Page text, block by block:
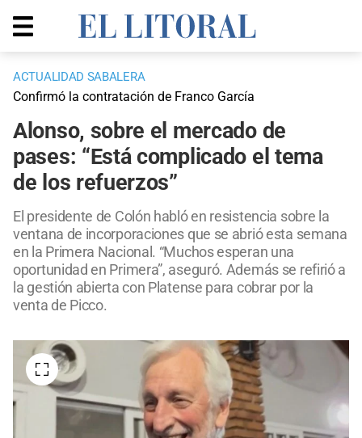
ACTUALIDAD SABALERA
Confirmó la contratación de Franco García
Alonso, sobre el mercado de
pases: “Está complicado el tema
de los refuerzos”
El presidente de Colón habló en resistencia sobre la
ventana de incorporaciones que se abrió esta semana
en la Primera Nacional. “Muchos esperan una
oportunidad en Primera”, aseguró. Además se refirió a
la gestión abierta con Platense para cobrar por la
venta de Picco.